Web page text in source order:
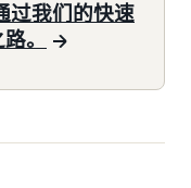
过我们的快速
。